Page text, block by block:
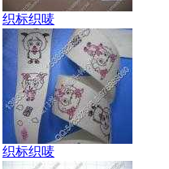
织标织唛
织标织唛